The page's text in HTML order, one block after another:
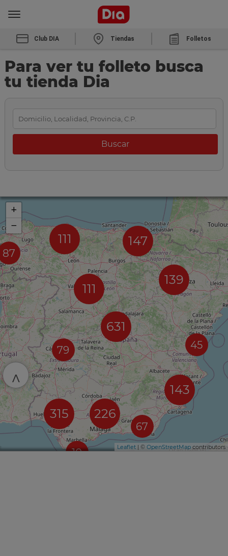
Club DIA Tiendas Folletos
Para ver tu folleto busca
tu tienda Dia
87
111 147
111
79
631
10
226
315
139
67
45
143
+
−
Leaflet | © OpenStreetMap contributors
^